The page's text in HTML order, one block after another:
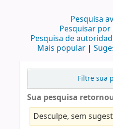
Pesquisa
Pesquisar
Pesquisa de
Mais popular
Filtre sua
Sua pesquisa
Desculpe, sem